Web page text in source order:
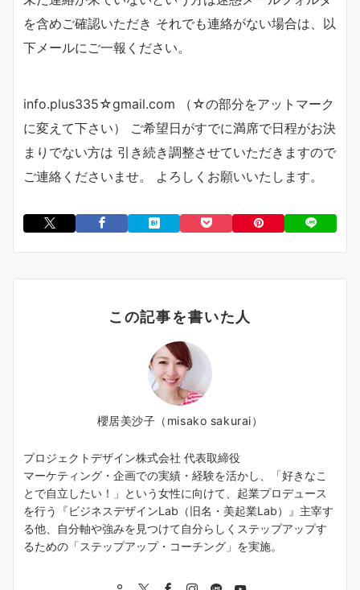
を含めご確認いただき それでも連絡がない場合は、以
下メールにご一報ください。
info.plus335☆gmail.com （☆の部分をアットマーク
に変えて下さい） ご希望日がすでに満席で日程がお決
まりでない方は 引き続き調整させていただきますので
ご連絡くださいませ。 よろしくお願いいたします。
この記事を書いた人
櫻居美沙子（misako sakurai）
プロジェクトデザイン株式会社 代表取締役
マーケティング・企画での実績・経験を活かし、「好きなこ
とで自立したい！」という女性に向けて、起業プロデュース
を行う『ビジネスデザインLab（旧名・美起業Lab）』主宰す
る他、自分軸や強みを見つけて自分らしくステップアップす
るための「ステップアップ・コーチング」を実施。